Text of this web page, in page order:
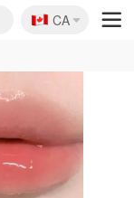
🇨🇦
CA